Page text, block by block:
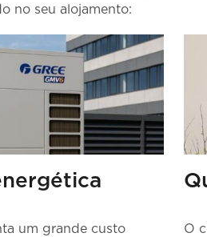
no seu alojamento:
um grande custo
O